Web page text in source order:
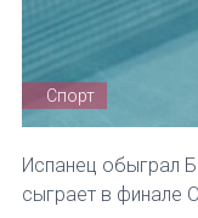
Спорт
Испанец обыграл
сыграет в финале